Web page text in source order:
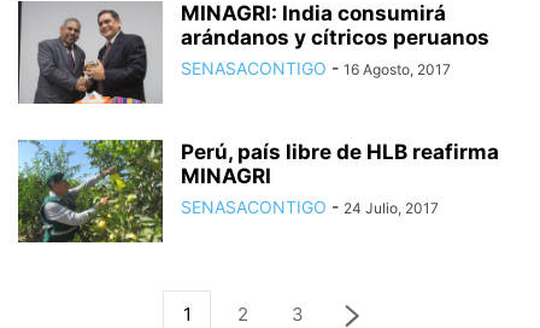
MINAGRI: India consumirá
arándanos y cítricos peruanos
SENASACONTIGO - 16 Agosto, 2017
Perú, país libre de HLB reafirma
MINAGRI
SENASACONTIGO - 24 Julio, 2017
1 2 3